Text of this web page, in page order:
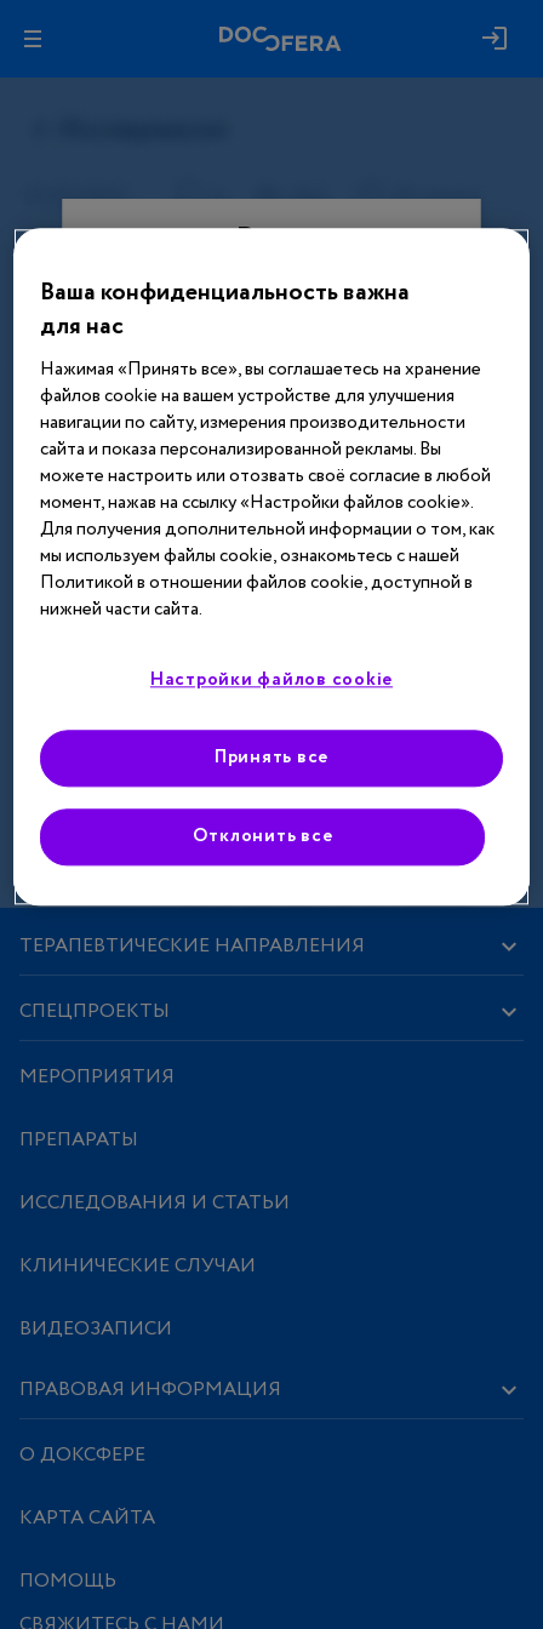
Вход
Этот материал доступен только
после авторизации. Войдите или
зарегистрируйтесь, чтобы получить
доступ ко всем материалам сайта
Введите телефон или email
Далее
Зарегистрироваться
ТЕРАПЕВТИЧЕСКИЕ НАПРАВЛЕНИЯ
СПЕЦПРОЕКТЫ
МЕРОПРИЯТИЯ
ПРЕПАРАТЫ
ИССЛЕДОВАНИЯ И СТАТЬИ
КЛИНИЧЕСКИЕ СЛУЧАИ
ВИДЕОЗАПИСИ
ПРАВОВАЯ ИНФОРМАЦИЯ
О ДОКСФЕРЕ
КАРТА САЙТА
ПОМОЩЬ
Ваша конфиденциальность важна
для нас
Нажимая «Принять все», вы соглашаетесь на хранение
файлов cookie на вашем устройстве для улучшения
навигации по сайту, измерения производительности
сайта и показа персонализированной рекламы. Вы
можете настроить или отозвать своё согласие в любой
момент, нажав на ссылку «Настройки файлов cookie».
Для получения дополнительной информации о том, как
мы используем файлы cookie, ознакомьтесь с нашей
Политикой в отношении файлов cookie, доступной в
нижней части сайта.
Настройки файлов cookie
Отклонить все
Принять все